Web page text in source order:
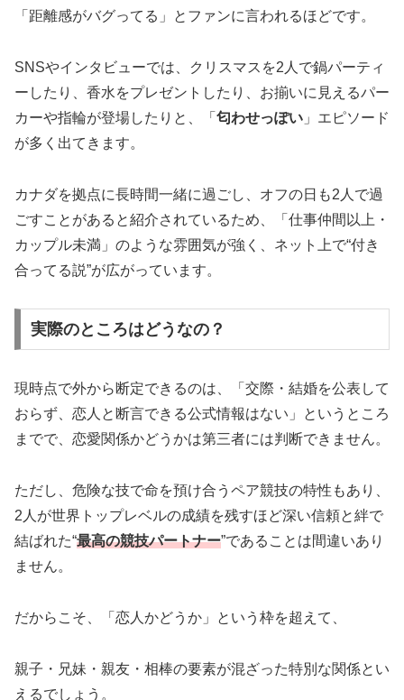
「距離感がバグってる」とファンに言われるほどです。
SNSやインタビューでは、クリスマスを2人で鍋パーティ
ーしたり、香水をプレゼントしたり、お揃いに見えるパー
カーや指輪が登場したりと、「 匂わせっぽい 」エピソード
が多く出てきます。​
カナダを拠点に長時間一緒に過ごし、オフの日も2人で過
ごすことがあると紹介されているため、「仕事仲間以上・
カップル未満」のような雰囲気が強く、ネット上で“付き
合ってる説”が広がっています。
実際のところはどうなの？
現時点で外から断定できるのは、「交際・結婚を公表して
おらず、恋人と断言できる公式情報はない」というところ
までで、恋愛関係かどうかは第三者には判断できません。
ただし、危険な技で命を預け合うペア競技の特性もあり、
2人が世界トップレベルの成績を残すほど深い信頼と絆で
結ばれた“最高の競技パートナー”であることは間違いあり
ません。
だからこそ、「恋人かどうか」という枠を超えて、
親子・兄妹・親友・相棒の要素が混ざった特別な関係とい
えるでしょう。